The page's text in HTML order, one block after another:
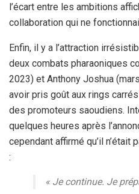
l’écart entre les ambitions
collaboration qui ne
Enfin, il y a l’attraction
deux combats pharaoniques
2023) et Anthony Joshua
avoir pris goût aux rings
des promoteurs saoudiens.
quelques heures après
cependant affirmé qu’il n’était
:
« Je continue. Je